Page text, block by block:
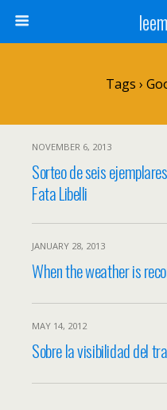
Tags ›
NOVEMBER 6, 2013
Sorteo de seis
Fata Libelli
JANUARY 28, 2013
When the weather is
MAY 14, 2012
Sobre la visibilidad del